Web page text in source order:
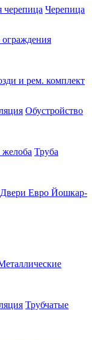
черепица Черепица
и рем. комплект
Обустройство
желоба Труба
Двери Евро Йошкар-
Трубчатые